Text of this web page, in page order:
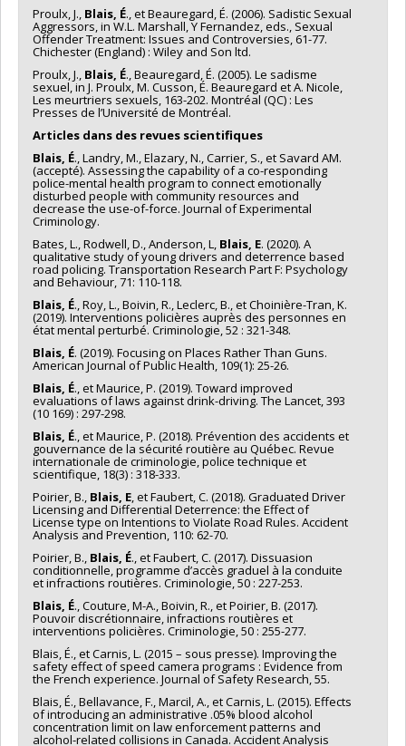
Proulx, J., Blais, É., et Beauregard, É. (2006). Sadistic Sexual
Aggressors, in W.L. Marshall, Y Fernandez, eds., Sexual
Offender Treatment: Issues and Controversies, 61-77.
Chichester (England) : Wiley and Son ltd.
Proulx, J., Blais, É., Beauregard, É. (2005). Le sadisme
sexuel, in J. Proulx, M. Cusson, É. Beauregard et A. Nicole,
Les meurtriers sexuels, 163-202. Montréal (QC) : Les
Presses de l’Université de Montréal.
Articles dans des revues scientifiques
Blais, É., Landry, M., Elazary, N., Carrier, S., et Savard AM.
(accepté). Assessing the capability of a co-responding
police-mental health program to connect emotionally
disturbed people with community resources and
decrease the use-of-force. Journal of Experimental
Criminology.
Bates, L., Rodwell, D., Anderson, L, Blais, E. (2020). A
qualitative study of young drivers and deterrence based
road policing. Transportation Research Part F: Psychology
and Behaviour, 71: 110-118.
Blais, É., Roy, L., Boivin, R., Leclerc, B., et Choinière-Tran, K.
(2019). Interventions policières auprès des personnes en
état mental perturbé. Criminologie, 52 : 321-348.
Blais, É. (2019). Focusing on Places Rather Than Guns.
American Journal of Public Health, 109(1): 25-26.
Blais, É., et Maurice, P. (2019). Toward improved
evaluations of laws against drink-driving. The Lancet, 393
(10 169) : 297-298.
Blais, É., et Maurice, P. (2018). Prévention des accidents et
gouvernance de la sécurité routière au Québec. Revue
internationale de criminologie, police technique et
scientifique, 18(3) : 318-333.
Poirier, B., Blais, E, et Faubert, C. (2018). Graduated Driver
Licensing and Differential Deterrence: the Effect of
License type on Intentions to Violate Road Rules. Accident
Analysis and Prevention, 110: 62-70.
Poirier, B., Blais, É., et Faubert, C. (2017). Dissuasion
conditionnelle, programme d’accès graduel à la conduite
et infractions routières. Criminologie, 50 : 227-253.
Blais, É., Couture, M-A., Boivin, R., et Poirier, B. (2017).
Pouvoir discrétionnaire, infractions routières et
interventions policières. Criminologie, 50 : 255-277.
Blais, É., et Carnis, L. (2015 – sous presse). Improving the
safety effect of speed camera programs : Evidence from
the French experience. Journal of Safety Research, 55.
Blais, É., Bellavance, F., Marcil, A., et Carnis, L. (2015). Effects
of introducing an administrative .05% blood alcohol
concentration limit on law enforcement patterns and
alcohol-related collisions in Canada. Accident Analysis